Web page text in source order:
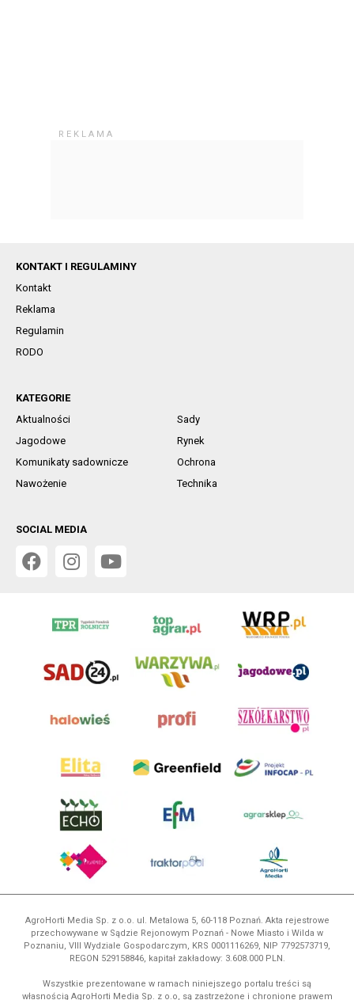
KONTAKT I REGULAMINY
Kontakt
Reklama
Regulamin
RODO
KATEGORIE
Aktualności
Sady
Jagodowe
Rynek
Komunikaty sadownicze
Ochrona
Nawożenie
Technika
SOCIAL MEDIA
AgroHorti Media Sp. z o.o. ul. Metalowa 5, 60-118 Poznań. Akta rejestrowe
przechowywane w Sądzie Rejonowym Poznań - Nowe Miasto i Wilda w
Poznaniu, VIII Wydziale Gospodarczym, KRS 0001116269, NIP 7792573719,
REGON 529158846, kapitał zakładowy: 3.608.000 PLN.
Wszystkie prezentowane w ramach niniejszego portalu treści są
własnością AgroHorti Media Sp. z o.o, są zastrzeżone i chronione prawem